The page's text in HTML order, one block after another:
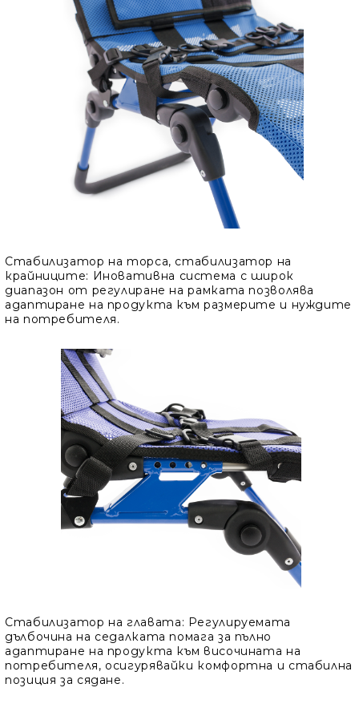
Стабилизатор на торса, стабилизатор на
крайниците: Иновативна система с широк
диапазон от регулиране на рамката позволява
адаптиране на продукта към размерите и нуждите
на потребителя.
Стабилизатор на главата: Регулируемата
дълбочина на седалката помага за пълно
адаптиране на продукта към височината на
потребителя, осигурявайки комфортна и стабилна
позиция за сядане.